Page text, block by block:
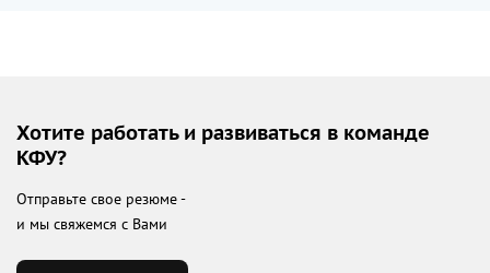
Хотите работать и развиваться в команде
КФУ?
Отправьте свое резюме -
и мы свяжемся с Вами